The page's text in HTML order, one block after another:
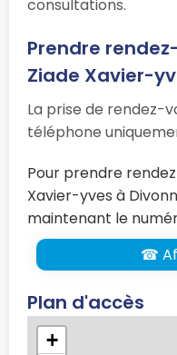
consultations.
Prendre
Ziade Xavier-
La prise de rendez-
téléphone
Pour prendre
Xavier-yves à
maintenant le
☎
Plan d'accès
+